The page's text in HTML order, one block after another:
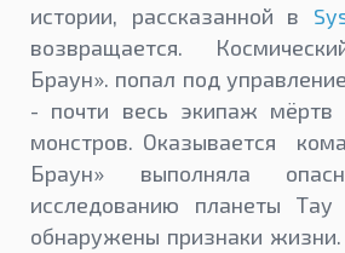
истории, рассказанной в
возвращается.
Браун». попал под
- почти весь экипаж мёртв
монстров. Оказывается
Браун» выполняла
исследованию планеты
обнаружены признаки